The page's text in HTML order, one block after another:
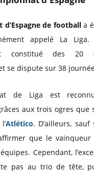
d’Espagne de footballa
appelé La Liga.
constitué des 20
se dispute sur 38
de Liga est
aux trois ogres que
Atlético. D’ailleurs,
que le
Cependant,
pas au trio de tête,